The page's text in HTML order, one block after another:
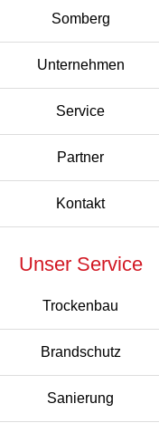
Somberg
Unternehmen
Service
Partner
Kontakt
Unser Service
Trockenbau
Brandschutz
Sanierung